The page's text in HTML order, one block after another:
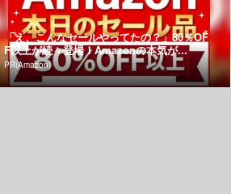
「え、こんなセールやってたの？」80％OF
F以上が続々登場！Amazonの本気が...
PR(Amazon)